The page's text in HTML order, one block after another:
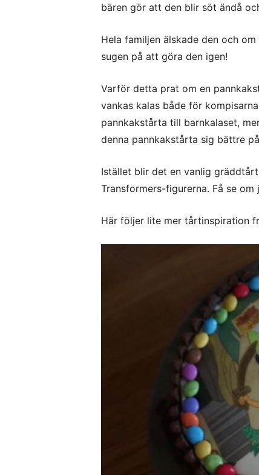
bären gör att den blir söt ändå
Hela familjen älskade den och
sugen på att göra den igen!
Varför detta prat om en
vankas kalas både för
pannkakstårta till barnkalaset,
denna pannkakstårta sig bättre
Istället blir det en vanlig
Transformers-figurerna. Få se
Här följer lite mer tårtinspiration